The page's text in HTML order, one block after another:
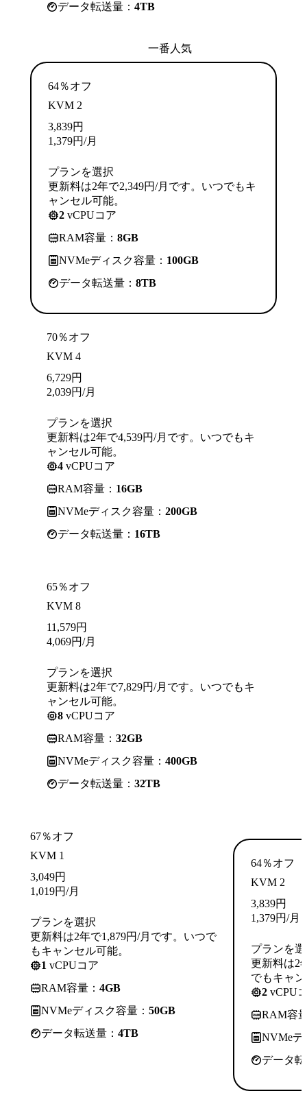
データ転送量： 4TB
一番人気
64％オフ
KVM 2
3,839円
1,379円/月
プランを選択
更新料は2年で2,349円/月です。いつでもキ
ャンセル可能。
2 vCPUコア
RAM容量： 8GB
NVMeディスク容量： 100GB
データ転送量： 8TB
70％オフ
KVM 4
6,729円
2,039円/月
プランを選択
更新料は2年で4,539円/月です。いつでもキ
ャンセル可能。
4 vCPUコア
RAM容量： 16GB
NVMeディスク容量： 200GB
データ転送量： 16TB
65％オフ
KVM 8
11,579円
4,069円/月
プランを選択
更新料は2年で7,829円/月です。いつでもキ
ャンセル可能。
8 vCPUコア
RAM容量： 32GB
NVMeディスク容量： 400GB
データ転送量： 32TB
67％オフ
KVM 1
3,049円
1,019円/月
プランを選択
更新料は2年で1,879円/月です。いつで
もキャンセル可能。
1 vCPUコア
RAM容量： 4GB
NVMeディスク容量： 50GB
データ転送量： 4TB
64％オフ
KVM 2
3,839円
1,379円/月
プランを
更新料は2
でもキャ
2 vCPU
RAM容
NVMeデ
データ